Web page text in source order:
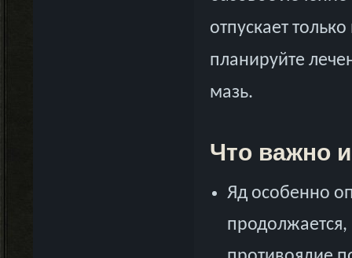
отпускает
планируйте
мазь.
Что важно
Яд особенно